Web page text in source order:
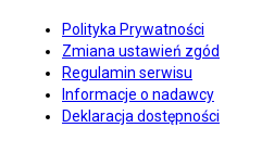
Polityka Prywatności
Zmiana ustawień zgód
Regulamin serwisu
Informacje o nadawcy
Deklaracja dostępności